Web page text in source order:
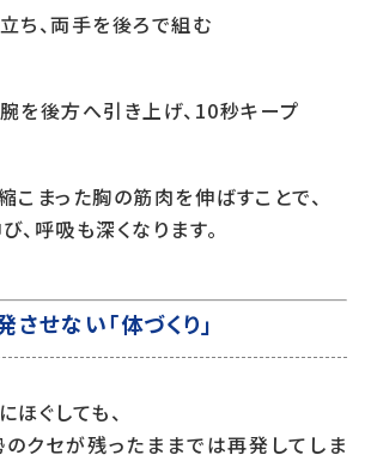
ち、両手を後ろで組む
を後方へ引き上げ、10秒キープ
こまった胸の筋肉を伸ばすことで、
、呼吸も深くなります。
せない「体づくり」
ぐしても、
クセが残ったままでは再発してしま